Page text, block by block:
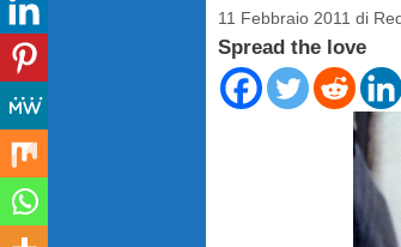
11 Febbraio 2011 di
Spread the love